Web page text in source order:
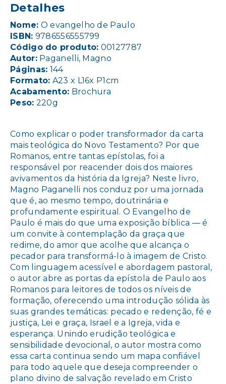
Detalhes
Nome: O evangelho de Paulo
ISBN: 9786556555799
Código do produto: 00127787
Autor:Paganelli, Magno
Páginas: 144
Formato: A23 x L16x P1cm
Acabamento: Brochura
Peso: 220g
Como explicar o poder transformador da carta
mais teológica do Novo Testamento? Por que
Romanos, entre tantas epístolas, foi a
responsável por reacender dois dos maiores
avivamentos da história da Igreja? Neste livro,
Magno Paganelli nos conduz por uma jornada
que é, ao mesmo tempo, doutrinária e
profundamente espiritual. O Evangelho de
Paulo é mais do que uma exposição bíblica — é
um convite à contemplação da graça que
redime, do amor que acolhe que alcança o
pecador para transformá-lo à imagem de Cristo.
Com linguagem acessível e abordagem pastoral,
o autor abre as portas da epístola de Paulo aos
Romanos para leitores de todos os níveis de
formação, oferecendo uma introdução sólida às
suas grandes temáticas: pecado e redenção, fé e
justiça, Lei e graça, Israel e a Igreja, vida e
esperança. Unindo erudição teológica e
sensibilidade devocional, o autor mostra como
essa carta continua sendo um mapa confiável
para todo aquele que deseja compreender o
plano divino de salvação revelado em Cristo